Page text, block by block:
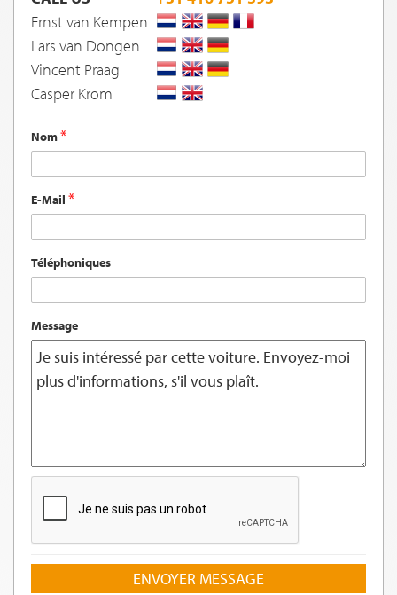
Ernst van Kempen
Lars van Dongen
Vincent Praag
Casper Krom
Nom
E-Mail
Téléphoniques
Message
ENVOYER MESSAGE